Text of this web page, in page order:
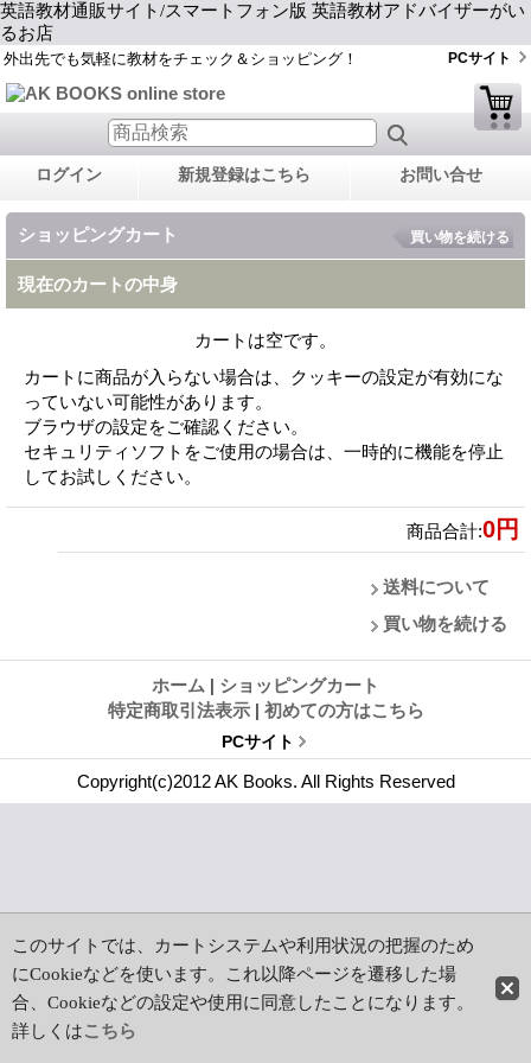
英語教材通販サイト/スマートフォン版 英語教材アドバイザーがい
るお店
外出先でも気軽に教材をチェック＆ショッピング！ PCサイト
ログイン 新規登録はこちら お問い合せ
ショッピングカート 買い物を続ける
現在のカートの中身
カートは空です。
カートに商品が入らない場合は、クッキーの設定が有効にな
っていない可能性があります。
ブラウザの設定をご確認ください。
セキュリティソフトをご使用の場合は、一時的に機能を停止
してお試しください。
商品合計:0円
送料について
買い物を続ける
ホーム | ショッピングカート
特定商取引法表示 | 初めての方はこちら
PCサイト
Copyright(c)2012 AK Books. All Rights Reserved
このサイトでは、カートシステムや利用状況の把握のため
にCookieなどを使います。これ以降ページを遷移した場
合、Cookieなどの設定や使用に同意したことになります。
詳しくはこちら